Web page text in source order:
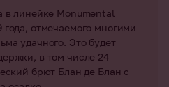
в линейке Monumental
отмечаемого многими
удачного. Это будет
в том числе 24
брют Блан де Блан с